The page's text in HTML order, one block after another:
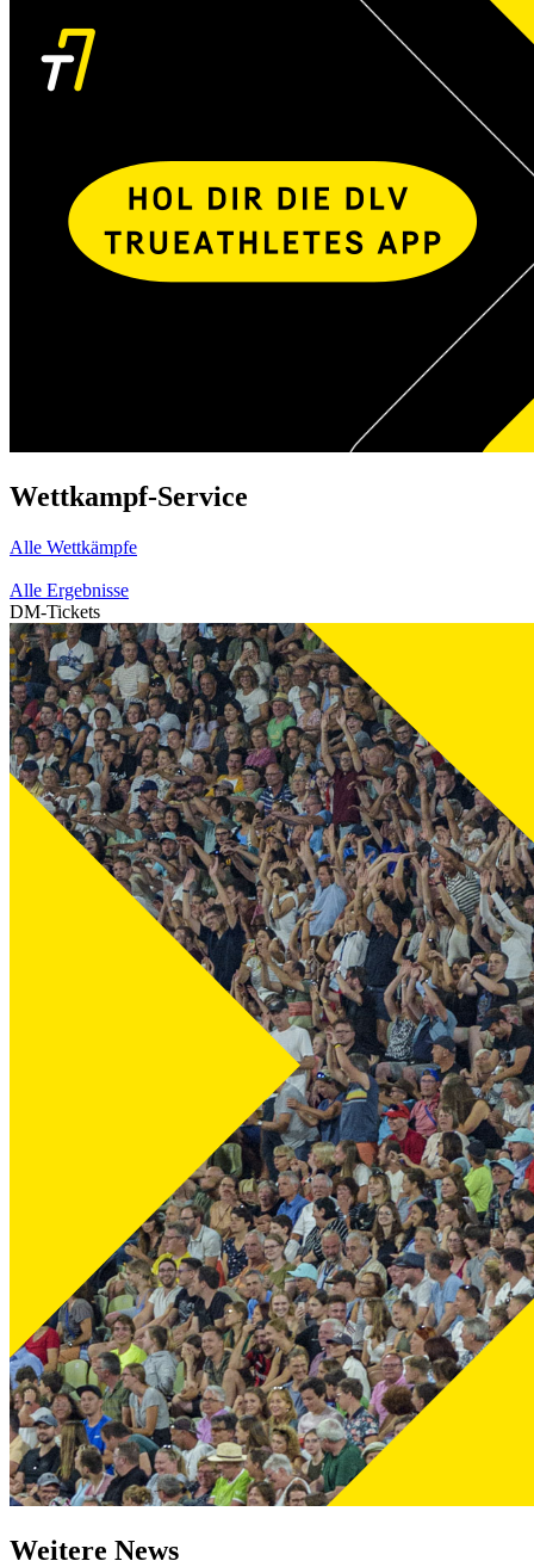
Wettkampf-Service
Alle Wettkämpfe
Alle Ergebnisse
DM-Tickets
Weitere News